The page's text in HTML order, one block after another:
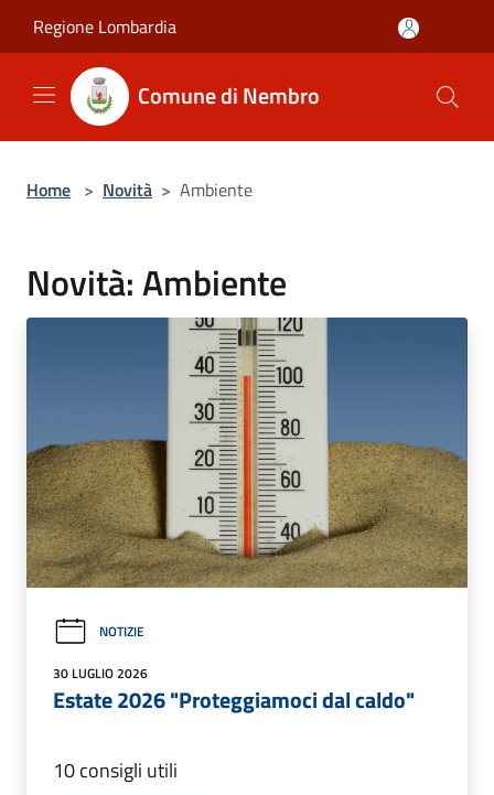
Regione Lombardia
Comune di Nembro
Home > Novità > Ambiente
Novità: Ambiente
NOTIZIE
30 LUGLIO 2026
Estate 2026 "Proteggiamoci dal caldo"
10 consigli utili